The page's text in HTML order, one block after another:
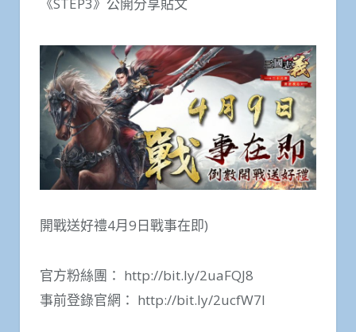
《STEP3》公開分享貼文
開戰送好禮4月9日戰事在即)
官方粉絲團： http://bit.ly/2uaFQJ8
事前登錄官網： http://bit.ly/2ucfW7I